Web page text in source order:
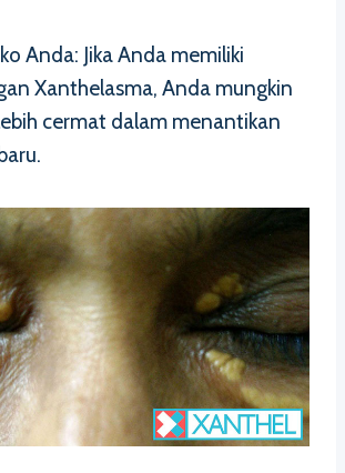
Anda: Jika Anda memiliki
Xanthelasma, Anda mungkin
cermat dalam menantikan